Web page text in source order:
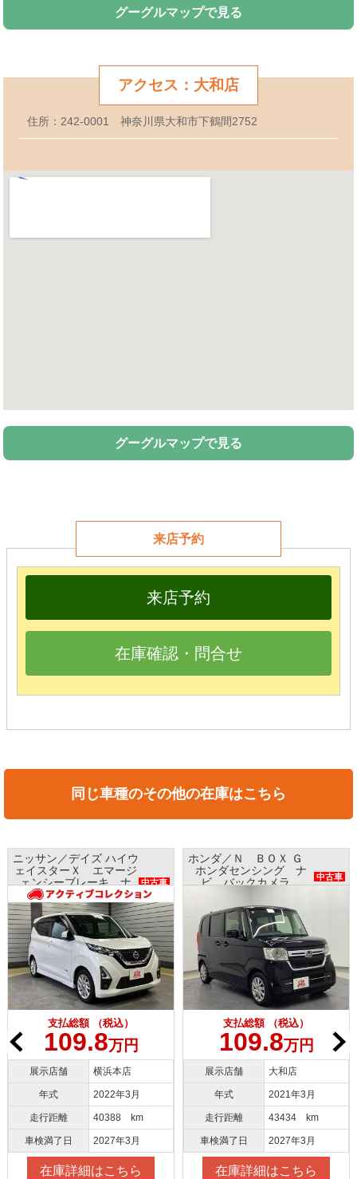
グーグルマップで見る
アクセス：大和店
住所：242-0001 神奈川県大和市下鶴間2752
グーグルマップで見る
来店予約
来店予約
在庫確認・問合せ
同じ車種のその他の在庫はこちら
ニッサン／デイズ ハイウ
ェイスターＸ エマージ
ェンシーブレーキ ナ
ビ アラウンドビューモ
ニター インテリキー
中古車
支払総額 （税込）
109.8万円
展示店舗 横浜本店
年式 2022年3月
走行距離 40388 km
車検満了日 2027年3月
在庫詳細はこちら
ホンダ／Ｎ ＢＯＸ Ｇ
ホンダセンシング ナ
ビ バックカメラ
中古車
支払総額 （税込）
109.8万円
展示店舗 大和店
年式 2021年3月
走行距離 43434 km
車検満了日 2027年3月
在庫詳細はこちら